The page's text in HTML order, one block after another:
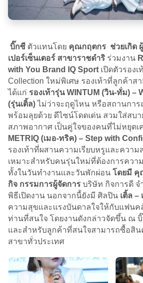
บิ๊กซี ตัวแทนโดย คุณกฤตกร ช่วยเกิด
เปอร์เซ็นเตอร์ สาขาราชดำริ ร่วมงาน
with You Brand IQ Sport เปิดตัวรองเ
Collection ใหม่พิเศษ รองเท้าที่ลูกค้าส
ได้แก่ รองเท้ารุ่น WINTUM (วิน-ทั่ม) –
(รุ่นเติ้ล)ไม่ว่าจะฤดูไหน หรือสถานการ
พร้อมลุยด้วย ดีไซน์โดดเด่น สวมใส่สบ
สภาพอากาศ เป็นคู่ใจของคนที่ไม่หยุดเ
METRIQ (เมอ-ทริค) – Step with
รองเท้าที่ผสานความเรียบหรูและความ
เหมาะสำหรับคนรุ่นใหม่ที่ต้องการควา
ทั้งในวันทำงานและวันพักผ่อน โดยมี คุ
กิจ กรรมการผู้จัดการ บริษัท กิจการดี จ
พิธีเปิดงาน นอกจากนี้ยังมี ศิลปิน เติ้ล –
ความสุขและแรงบันดาลใจให้กับแฟน
ท่านที่สนใจ โดยงานดังกล่าวจัดขึ้น ณ
และสำหรับลูกค้าที่สนใจสามารถซื้อสิ
สาขาทั่วประเทศ